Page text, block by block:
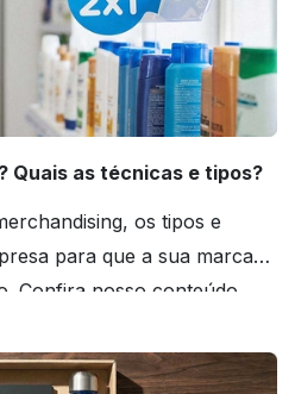
Quais as técnicas e tipos?
os tipos e
para que a sua marca
Confira nosso conteúdo